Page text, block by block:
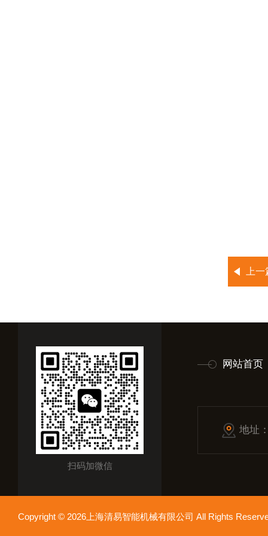
上
扫码加微信
网站首页
地址
Copyright © 2026上海清易智能机械有限公司 All Rights